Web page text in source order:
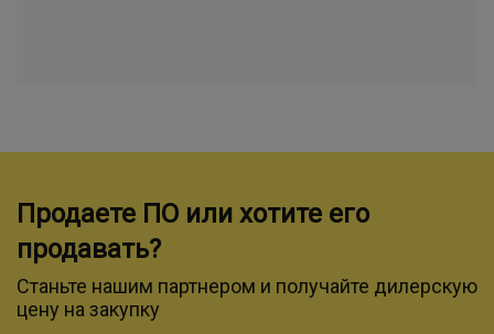
Продаете ПО или хотите его
продавать?
Станьте нашим партнером и получайте дилерскую
цену на закупку